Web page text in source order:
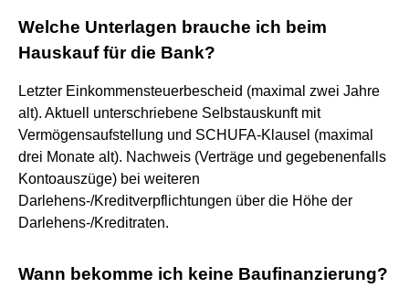
Welche Unterlagen brauche ich beim
Hauskauf für die Bank?
Letzter Einkommensteuerbescheid (maximal zwei Jahre
alt). Aktuell unterschriebene Selbstauskunft mit
Vermögensaufstellung und SCHUFA-Klausel (maximal
drei Monate alt). Nachweis (Verträge und gegebenenfalls
Kontoauszüge) bei weiteren
Darlehens-/Kreditverpflichtungen über die Höhe der
Darlehens-/Kreditraten.
Wann bekomme ich keine Baufinanzierung?